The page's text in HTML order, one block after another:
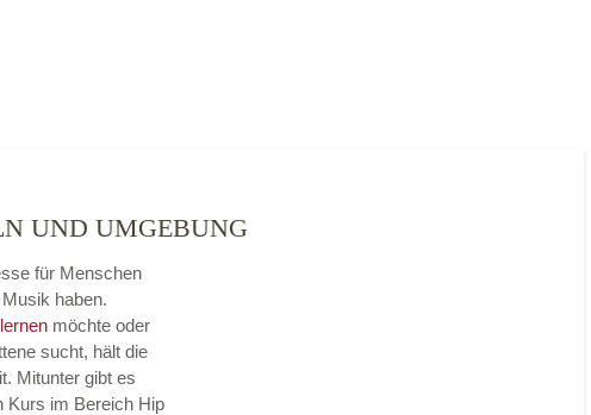
UND UMGEBUNG
für Menschen
haben.
möchte oder
sucht, hält die
Mitunter gibt es
Kurs im Bereich Hip